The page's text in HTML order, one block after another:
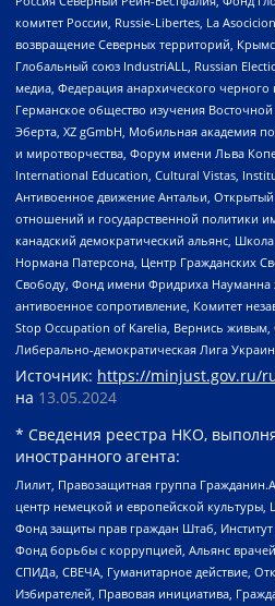
комитет России, Russie-Libertes, La
возвращение Северных территорий,
Глобальный союз IndustriALL, Russian
медиа, Федерация анархического черного
Германское общество изучения
Эберта, XZ gGmbH, Мобильная академия
и миротворчества, Форум имени Льва
International Education, Cultural Vistas,
Антивоенное движение Антальи,
отношений и государственной политики
канадский демократический альянс,
Нормана Патерсона, Центр Гражданских
Свободу, Фонд имени Фридриха Науманна
антивоенное сопротивление, Комитет
Stop Occupation of Karelia, Вернись
Либерально-демократическая Лига
Источник: https://minjust.gov.ru/
на 13.05.2024
* Сведения реестра НКО,
иностранного агента:
Лилит, Правозащитная группа
центр немецкой и европейской культуры,
Фонд защиты прав граждан Штаб,
Фонд борьбы с коррупцией, Альянс
СПИДа, СВЕЧА, Гуманитарное действие,
Избирателей, Правовая инициатива,